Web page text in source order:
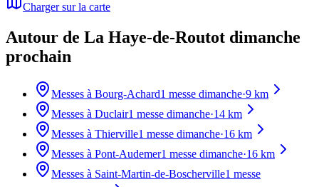
Charger sur la carte
Autour de La Haye-de-Routot dimanche
prochain
Messes à Bourg-Achard1 messe dimanche·9 km
Messes à Duclair1 messe dimanche·14 km
Messes à Thierville1 messe dimanche·16 km
Messes à Pont-Audemer1 messe dimanche·16 km
Messes à Saint-Martin-de-Boscherville1 messe